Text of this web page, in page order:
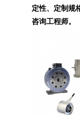
定性、定制规
咨询工程师。